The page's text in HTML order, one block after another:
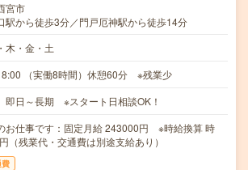
宮市
駅から徒歩3分／門戸厄神駅から徒歩14分
木・金・土
（実働8時間）休憩60分 ※残業少
即日～長期 ※スタート日相談OK！
お仕事です：固定月給 243000円 ※時給換算 時
（残業代・交通費は別途支給あり）